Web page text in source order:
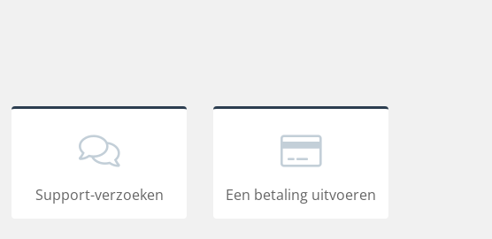
Support-verzoeken Een betaling uitvoeren